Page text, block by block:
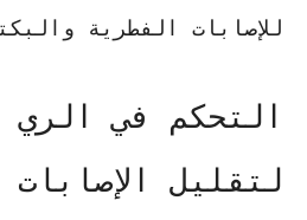
للإصابات الفطرية
التحكم في الري
لتقليل الإصابات